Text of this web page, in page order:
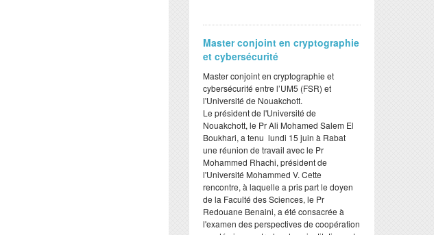
Master conjoint en cryptographie
et cybersécurité
Master conjoint en cryptographie et
cybersécurité entre l’UM5 (FSR) et
l'Université de Nouakchott.
Le président de l'Université de
Nouakchott, le Pr Ali Mohamed Salem El
Boukhari, a tenu lundi 15 juin à Rabat
une réunion de travail avec le Pr
Mohammed Rhachi, président de
l'Université Mohammed V. Cette
rencontre, à laquelle a pris part le doyen
de la Faculté des Sciences, le Pr
Redouane Benaini, a été consacrée à
l'examen des perspectives de coopération